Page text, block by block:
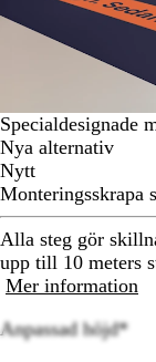
Specialdesignade
Nya alternativ
Nytt
Monteringsskrapa
Alla steg gör
upp till 10 meters
Mer information
Anpassad höjd*